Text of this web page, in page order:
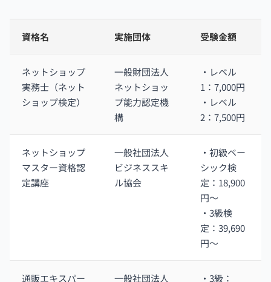
資格名 実施団体 受験金額
ネットショップ
実務士（ネット
ショップ検定）
一般財団法人
ネットショッ
プ能力認定機
構
・レベル
1：7,000円
・レベル
2：7,500円
ネットショップ
マスター資格認
定講座
一般社団法人
ビジネススキ
ル協会
・初級ベー
シック検
定：18,900
円〜
・3級検
定：39,690
円〜
通販エキスパー
一般社団法人
・3級：